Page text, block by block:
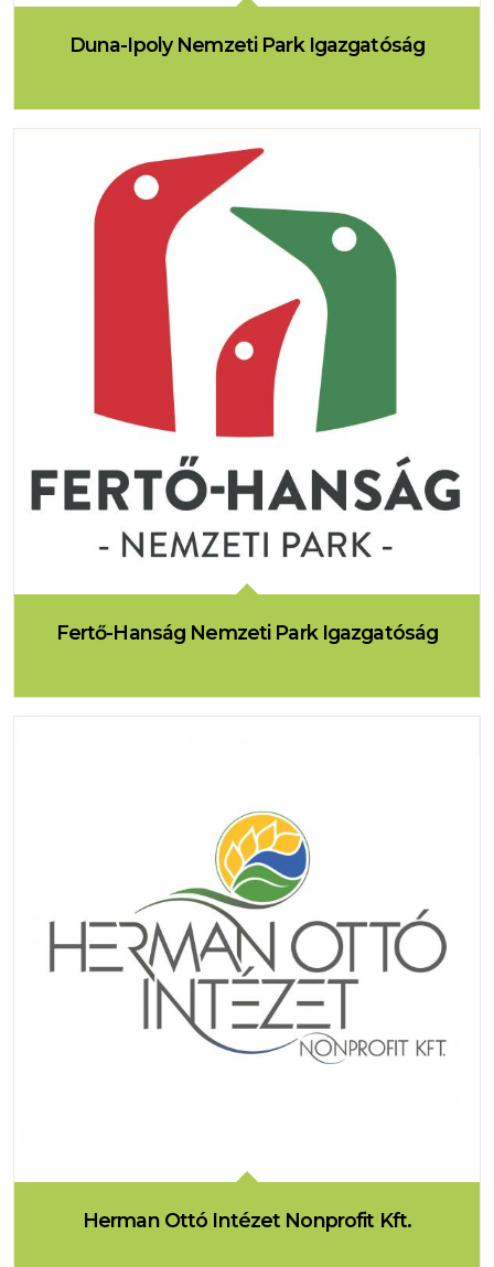
Duna-Ipoly Nemzeti Park Igazgatóság
Fertő-Hanság Nemzeti Park Igazgatóság
Herman Ottó Intézet Nonprofit Kft.